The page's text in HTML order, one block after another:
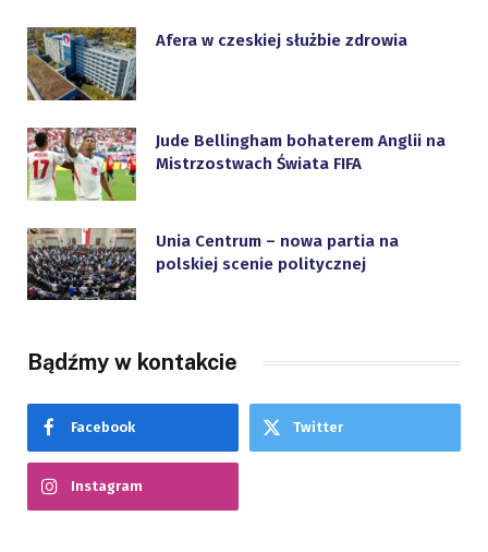
Afera w czeskiej służbie zdrowia
Jude Bellingham bohaterem Anglii na
Mistrzostwach Świata FIFA
Unia Centrum – nowa partia na
polskiej scenie politycznej
Bądźmy w kontakcie
Facebook Twitter
Instagram